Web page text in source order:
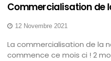
Commercialisation de
12 Novembre 2021
La commercialisation de la
commence ce mois ci ! 2